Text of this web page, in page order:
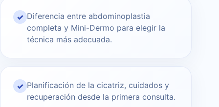
✓ Diferencia entre abdominoplastia
completa y Mini-Dermo para elegir la
técnica más adecuada.
✓ Planificación de la cicatriz, cuidados y
recuperación desde la primera consulta.